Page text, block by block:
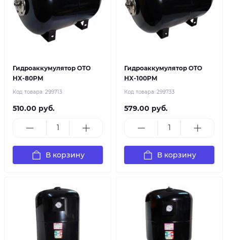
Гидроаккумулятор OTO
HX-80PM
Код товара: 299713
510.00 руб.
В корзину
Гидроаккумулятор OTO
HX-100PM
Код товара: 299733
579.00 руб.
В корзину